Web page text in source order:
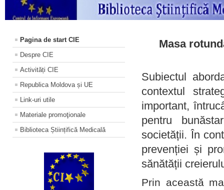
Pagina de start CIE
Despre CIE
Activități CIE
Republica Moldova și UE
Link-uri utile
Materiale promoţionale
Biblioteca Științifică Medicală
Masa
Subiectul
contextul
important,
pentru
societății. În
prevenției și
sănătății
Prin această